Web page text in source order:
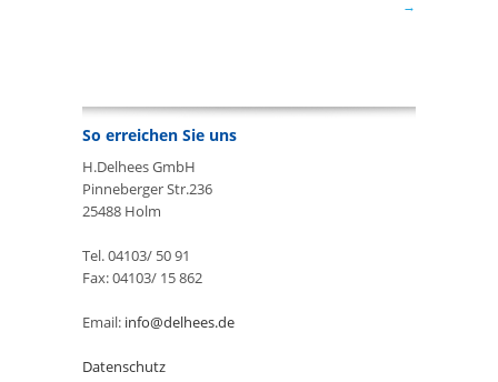
So erreichen Sie uns
H.Delhees GmbH
Pinneberger Str.236
25488 Holm
Tel. 04103/ 50 91
Fax: 04103/ 15 862
Email: info@delhees.de
Datenschutz